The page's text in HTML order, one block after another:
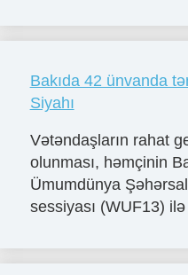
Bakıda 42 ünvanda
Siyahı
Vətəndaşların rahat
olunması, həmçinin
Ümumdünya
sessiyası (WUF13)